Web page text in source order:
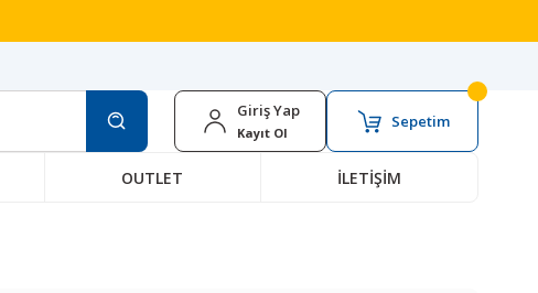
Giriş Yap
Kayıt Ol
Sepetim
OUTLET İLETİŞİM